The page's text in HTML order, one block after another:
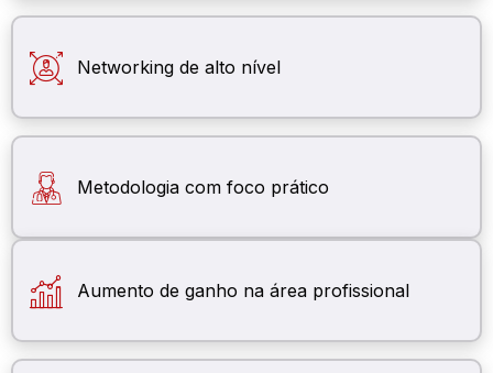
Networking de alto nível
Metodologia com foco prático
Aumento de ganho na área profissional